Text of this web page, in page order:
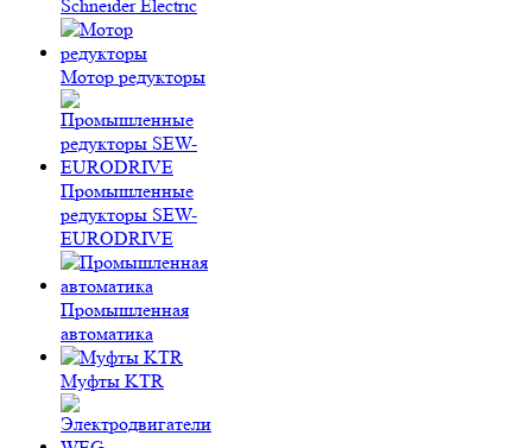
Schneider Electric
Мотор редукторы
Промышленные
редукторы SEW-
EURODRIVE
Промышленная
автоматика
Муфты KTR